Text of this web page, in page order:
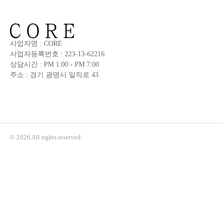
사업자명 : CORE
사업자등록번호 : 223-13-62216
상담시간 : PM 1:00 - PM 7:00
주소 : 경기 광명시 일직로 43
© 2026 All rights reserved.